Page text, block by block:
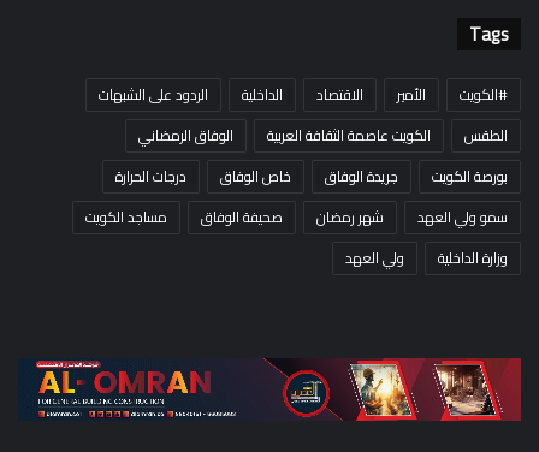
Tags
#الكويت الأمير الاقتصاد الداخلية
الردود على الشبهات
الطقس
الكويت عاصمة الثقافة العربية
الوفاق الرمضاني
بورصة الكويت
جريدة الوفاق خاص الوفاق
درجات الحرارة
سمو ولي العهد
شهر رمضان صحيفة الوفاق
مساجد الكويت
وزارة الداخلية
ولي العهد